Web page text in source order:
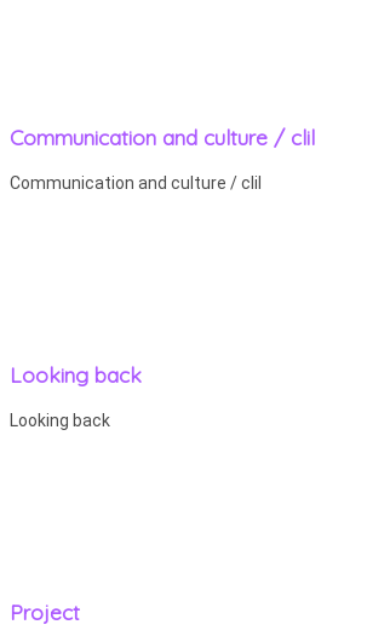
Communication and culture / clil
Communication and culture / clil
Looking back
Looking back
Project